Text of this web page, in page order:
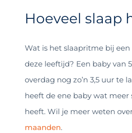
Hoeveel slaap
Wat is het slaapritme bij
deze leeftijd? Een baby van
overdag nog zo’n 3,5 uur te
heeft de ene baby wat meer
heeft. Wil je meer weten
maanden.